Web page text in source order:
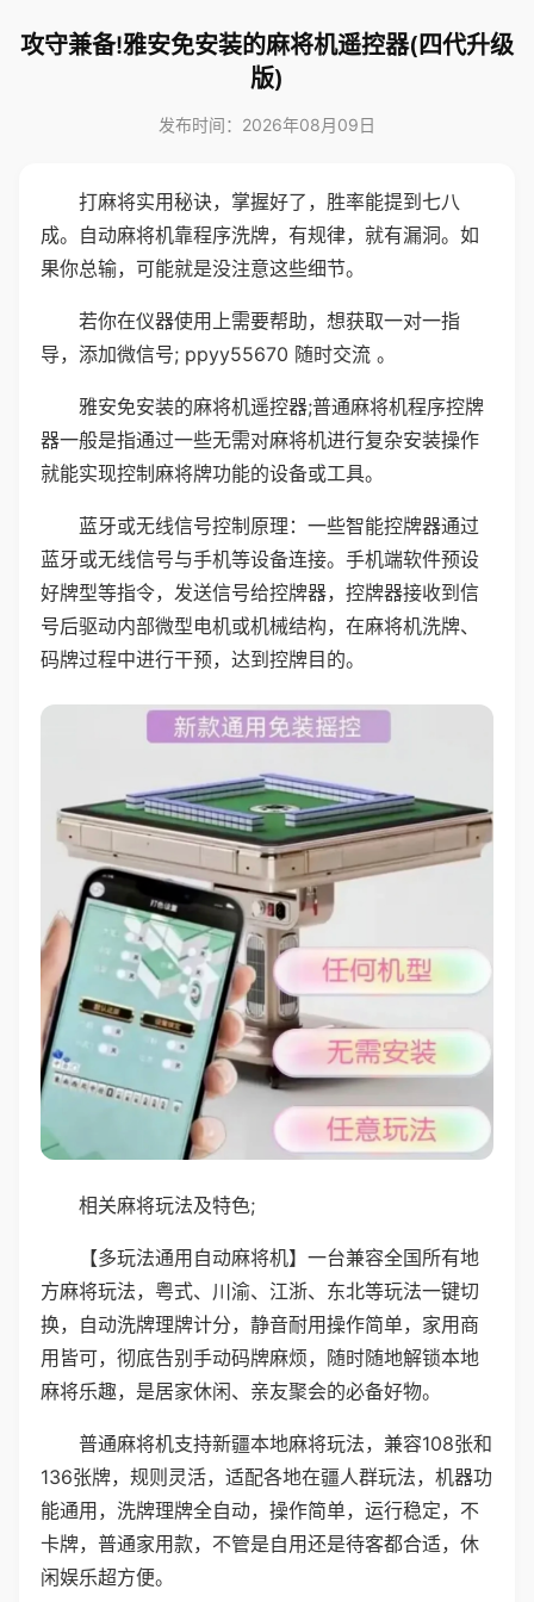
攻守兼备!雅安免安装的麻将机遥控器(四代升级
版)
发布时间：2026年08月09日
打麻将实用秘诀，掌握好了，胜率能提到七八
成。自动麻将机靠程序洗牌，有规律，就有漏洞。如
果你总输，可能就是没注意这些细节。
若你在仪器使用上需要帮助，想获取一对一指
导，添加微信号; ppyy55670 随时交流 。
雅安免安装的麻将机遥控器;普通麻将机程序控牌
器一般是指通过一些无需对麻将机进行复杂安装操作
就能实现控制麻将牌功能的设备或工具。
蓝牙或无线信号控制原理：一些智能控牌器通过
蓝牙或无线信号与手机等设备连接。手机端软件预设
好牌型等指令，发送信号给控牌器，控牌器接收到信
号后驱动内部微型电机或机械结构，在麻将机洗牌、
码牌过程中进行干预，达到控牌目的。
相关麻将玩法及特色;
【多玩法通用自动麻将机】一台兼容全国所有地
方麻将玩法，粤式、川渝、江浙、东北等玩法一键切
换，自动洗牌理牌计分，静音耐用操作简单，家用商
用皆可，彻底告别手动码牌麻烦，随时随地解锁本地
麻将乐趣，是居家休闲、亲友聚会的必备好物。
普通麻将机支持新疆本地麻将玩法，兼容108张和
136张牌，规则灵活，适配各地在疆人群玩法，机器功
能通用，洗牌理牌全自动，操作简单，运行稳定，不
卡牌，普通家用款，不管是自用还是待客都合适，休
闲娱乐超方便。